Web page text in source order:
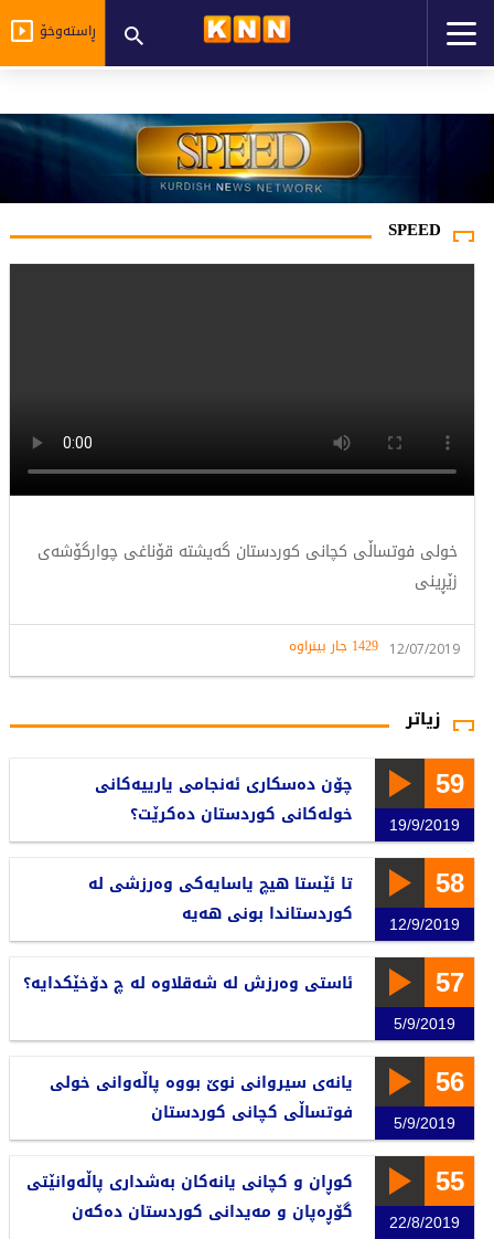
ڕاستەوخۆ
SPEED
خولی فوتساڵی کچانی کوردستان گەیشتە قۆناغی چوارگۆشەی
زێڕینی
12/07/2019 1429 جار بینراوە
زیاتر
59
19/9/2019
چۆن دەسكاری ئەنجامی یارییەكانی
خولەكانی كوردستان دەكرێت؟
58
12/9/2019
تا ئێستا هیچ یاسایەكی وەرزشی لە
كوردستاندا بونی هەیە
57
5/9/2019
ئاستی وەرزش لە شەقلاوە لە چ دۆخێكدایە؟
56
5/9/2019
یانەی سیروانی نوێ‌ بووە پاڵەوانی خولی
فوتساڵی كچانی كوردستان
55
22/8/2019
كوڕان و كچانی یانەكان بەشداری پاڵەوانێتی
گۆڕەپان و مەیدانی كوردستان دەكەن